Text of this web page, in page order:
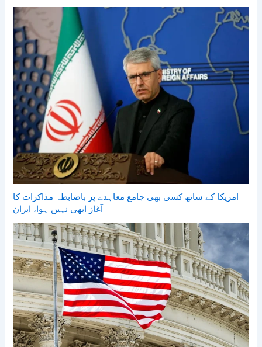
امریکا کے ساتھ کسی بھی جامع معاہدے پر باضابطہ مذاکرات کا
آغاز ابھی نہیں ہوا، ایران